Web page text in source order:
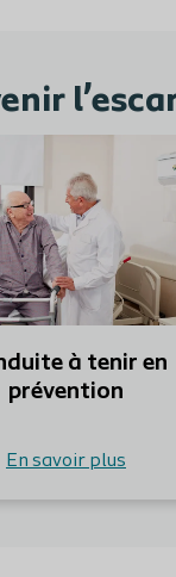
à tenir en
prévention
En savoir plus